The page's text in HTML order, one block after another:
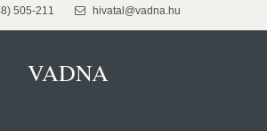
505-211 hivatal@vadna.hu
VADNA